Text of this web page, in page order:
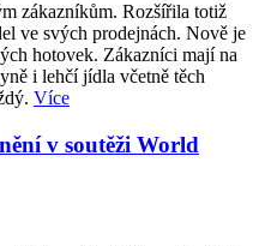
zákazníkům. Rozšířila totiž
ve svých prodejnách. Nově je
hotovek. Zákazníci mají na
i lehčí jídla včetně těch
Více
v soutěži World